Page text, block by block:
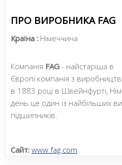
ПРО ВИРОБНИКА FAG
Країна : Німеччина
Компанія FAG - найстаріша в
Європі компанія з
в 1883 році в Швейнфурті,
день це один із найбільших
підшипників.
Сайт: www.fag.com